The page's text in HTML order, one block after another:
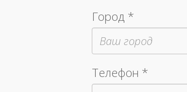
Город *
Телефон *